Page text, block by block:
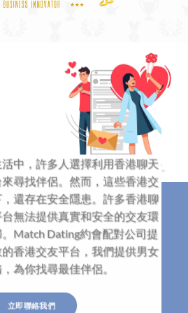
中，許多人選擇利用香港聊天
尋找伴侶。然而，這些香港交
還存在安全隱患。許多香港聊
無法提供真實和安全的交友環
Match Dating約會配對公司提
香港交友平台，我們提供男女
為你找尋最佳伴侶。
立即聯絡我們